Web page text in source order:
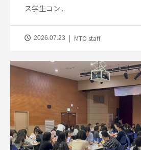
ス学生コン...
2026.07.23 MTO staff